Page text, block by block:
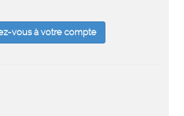
vous à votre compte